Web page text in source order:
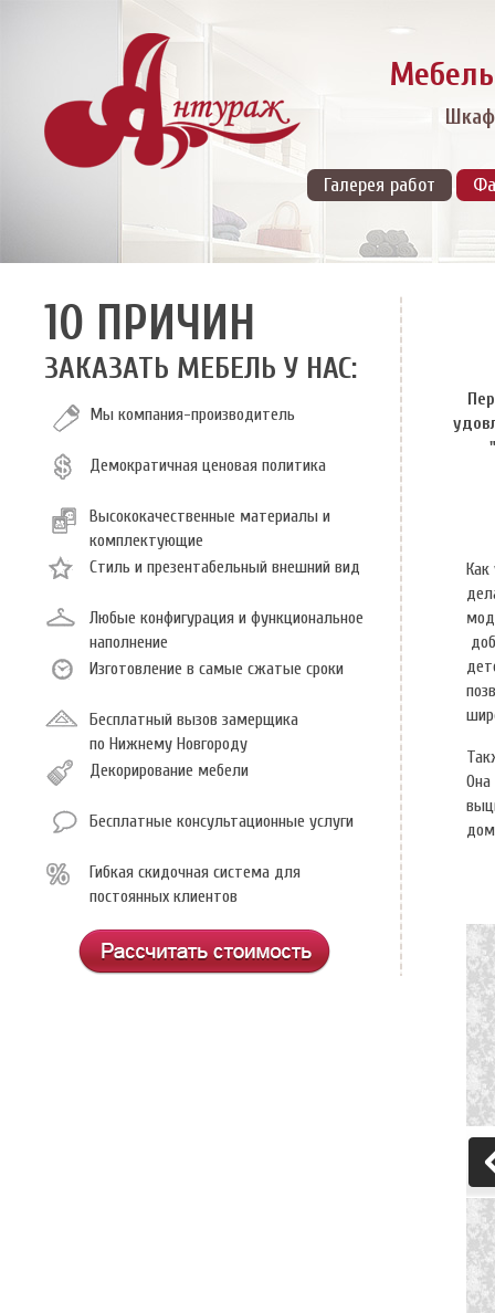
Галерея работ
МЦ "Открытый Материк"
Мебельный салон "Антураж"
ул. Ларина д.7, 3 этаж, правое крыло
МЦ "Бум"
ул.
тел.8-
МЦ "Открытый Материк"
Мебельное ателье "Аристо"
ул. Ларина д.7, 3 этаж, правое крыло
10 ПРИЧИН
ЗАКАЗАТЬ МЕБЕЛЬ У НАС:
Мы компания-производитель
Демократичная ценовая политика
Высококачественные материалы и
комплектующие
Стиль и презентабельный внешний вид
Любые конфигурация и функциональное
наполнение
Изготовление в самые сжатые сроки
Бесплатный вызов замерщика
по Нижнему Новгороду
Декорирование мебели
Бесплатные консультационные услуги
Гибкая скидочная система для
постоянных клиентов
Как
Она